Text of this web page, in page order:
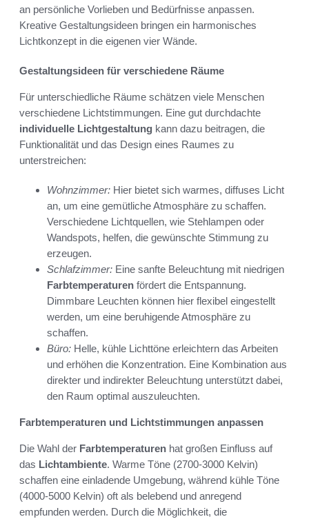
an persönliche Vorlieben und Bedürfnisse anpassen.
Kreative Gestaltungsideen bringen ein harmonisches
Lichtkonzept in die eigenen vier Wände.
Gestaltungsideen für verschiedene Räume
Für unterschiedliche Räume schätzen viele Menschen
verschiedene Lichtstimmungen. Eine gut durchdachte
individuelle Lichtgestaltung kann dazu beitragen, die
Funktionalität und das Design eines Raumes zu
unterstreichen:
Wohnzimmer: Hier bietet sich warmes, diffuses Licht
an, um eine gemütliche Atmosphäre zu schaffen.
Verschiedene Lichtquellen, wie Stehlampen oder
Wandspots, helfen, die gewünschte Stimmung zu
erzeugen.
Schlafzimmer: Eine sanfte Beleuchtung mit niedrigen
Farbtemperaturen fördert die Entspannung.
Dimmbare Leuchten können hier flexibel eingestellt
werden, um eine beruhigende Atmosphäre zu
schaffen.
Büro: Helle, kühle Lichttöne erleichtern das Arbeiten
und erhöhen die Konzentration. Eine Kombination aus
direkter und indirekter Beleuchtung unterstützt dabei,
den Raum optimal auszuleuchten.
Farbtemperaturen und Lichtstimmungen anpassen
Die Wahl der Farbtemperaturen hat großen Einfluss auf
das Lichtambiente. Warme Töne (2700-3000 Kelvin)
schaffen eine einladende Umgebung, während kühle Töne
(4000-5000 Kelvin) oft als belebend und anregend
empfunden werden. Durch die Möglichkeit, die